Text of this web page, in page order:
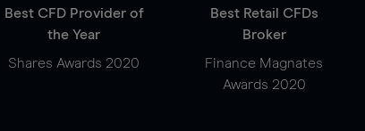
Best CFD Provider of
the Year
Shares Awards 2020
Best Retail CFDs
Broker
Finance Magnates
Awards 2020